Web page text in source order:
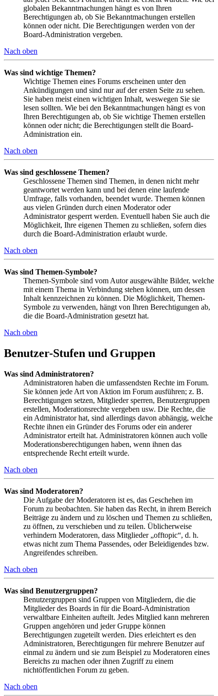
globalen Bekanntmachungen hängt es von Ihren
Berechtigungen ab, ob Sie Bekanntmachungen erstellen
können oder nicht. Die Berechtigungen werden von der
Board-Administration vergeben.
Nach oben
Was sind wichtige Themen?
Wichtige Themen eines Forums erscheinen unter den
Ankündigungen und sind nur auf der ersten Seite zu sehen.
Sie haben meist einen wichtigen Inhalt, weswegen Sie sie
lesen sollten. Wie bei den Bekanntmachungen hängt es von
Ihren Berechtigungen ab, ob Sie wichtige Themen erstellen
können oder nicht; die Berechtigungen stellt die Board-
Administration ein.
Nach oben
Was sind geschlossene Themen?
Geschlossene Themen sind Themen, in denen nicht mehr
geantwortet werden kann und bei denen eine laufende
Umfrage, falls vorhanden, beendet wurde. Themen können
aus vielen Gründen durch einen Moderator oder
Administrator gesperrt werden. Eventuell haben Sie auch die
Möglichkeit, Ihre eigenen Themen zu schließen, sofern dies
durch die Board-Administration erlaubt wurde.
Nach oben
Was sind Themen-Symbole?
Themen-Symbole sind vom Autor ausgewählte Bilder, welche
mit einem Thema in Verbindung stehen können, um dessen
Inhalt kennzeichnen zu können. Die Möglichkeit, Themen-
Symbole zu verwenden, hängt von Ihren Berechtigungen ab,
die die Board-Administration gesetzt hat.
Nach oben
Benutzer-Stufen und Gruppen
Was sind Administratoren?
Administratoren haben die umfassendsten Rechte im Forum.
Sie können jede Art von Aktion im Forum ausführen; z. B.
Berechtigungen setzen, Mitglieder sperren, Benutzergruppen
erstellen, Moderationsrechte vergeben usw. Die Rechte, die
ein Administrator hat, sind allerdings davon abhängig, welche
Rechte ihnen ein Gründer des Forums oder ein anderer
Administrator erteilt hat. Administratoren können auch volle
Moderationsberechtigungen haben, wenn ihnen das
entsprechende Recht erteilt wurde.
Nach oben
Was sind Moderatoren?
Die Aufgabe der Moderatoren ist es, das Geschehen im
Forum zu beobachten. Sie haben das Recht, in ihrem Bereich
Beiträge zu ändern und zu löschen und Themen zu schließen,
zu öffnen, zu verschieben und zu teilen. Üblicherweise
verhindern Moderatoren, dass Mitglieder „offtopic“, d. h.
etwas nicht zum Thema Passendes, oder Beleidigendes bzw.
Angreifendes schreiben.
Nach oben
Was sind Benutzergruppen?
Benutzergruppen sind Gruppen von Mitgliedern, die die
Mitglieder des Boards in für die Board-Administration
verwaltbare Einheiten aufteilt. Jedes Mitglied kann mehreren
Gruppen angehören und jeder Gruppe können
Berechtigungen zugeteilt werden. Dies erleichtert es den
Administratoren, Berechtigungen für mehrere Benutzer auf
einmal zu ändern und sie zum Beispiel zu Moderatoren eines
Bereichs zu machen oder ihnen Zugriff zu einem
nichtöffentlichen Forum zu geben.
Nach oben